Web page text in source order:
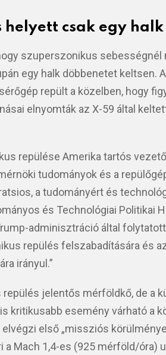
csak egy
szuperszonikus sebességnél
egy halk döbbenetet keltsen.
repült a közelben, hogy
elnyomták az X-59 által
repülése Amerika tartós
tudományok és a
a tudományért és
és Technológiai Politikai
adminisztráció által
repülés felszabadítására és
irányul.”
jelentős mérföldkő, de a
kritikusabb esemény várható a
elvégzi első „missziós
a Mach 1,4-es (925 mérföld/óra)